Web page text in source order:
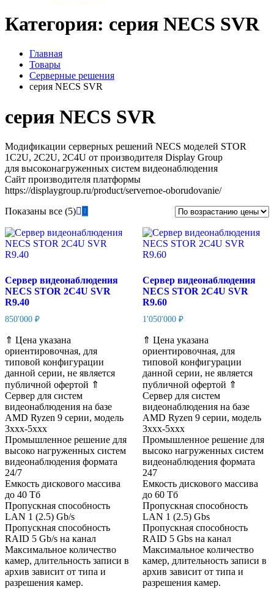
Категория: серия NECS SVR
Главная
Товары
Серверные решения
серия NECS SVR
серия NECS SVR
Модификации серверных решений NECS моделей STOR
1C2U, 2C2U, 2C4U от производителя Display Group
для высоконагруженных систем видеонаблюдения
Сайт производителя платформы
https://displaygroup.ru/product/servernoe-oborudovanie/
Показаны все (5)Цены:
возрастанию
Сервер видеонаблюдения
NECS STOR 2C4U SVR
R9.40
850'000 ₽
⇑ Цена указана
ориентировочная, для
типовой конфигурации
данной серии, не является
публичной офертой ⇑
Сервер для систем
видеонаблюдения на базе
AMD Ryzen 9 серии, модель
3xxx-5xxx
Промышленное решение для
высоко нагруженных систем
видеонаблюдения формата
24/7
Емкость дискового массива
до 40 Тб
Пропускная способность
LAN 1 (2.5) Gb/s
Пропускная способность
RAID 5 Gb/s на канал
Максимальное количество
камер, длительность записи в
архив зависит от типа и
разрешения камер.
Сервер видеонаблюдения
NECS STOR 2C4U SVR
R9.60
1'050'000 ₽
⇑ Цена указана
ориентировочная, для
типовой конфигурации
данной серии, не является
публичной офертой ⇑
Сервер для систем
видеонаблюдения на базе
AMD Ryzen 9 серии, модель
3xxx-5xxx
Промышленное решение для
высоко нагруженных систем
видеонаблюдения формата
247
Емкость дискового массива
до 60 Тб
Пропускная способность
LAN 1 (2.5) Gbs
Пропускная способность
RAID 5 Gbs на канал
Максимальное количество
камер, длительность записи в
архив зависит от типа и
разрешения камер.